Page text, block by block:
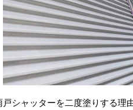
シャッターを二度塗りする理